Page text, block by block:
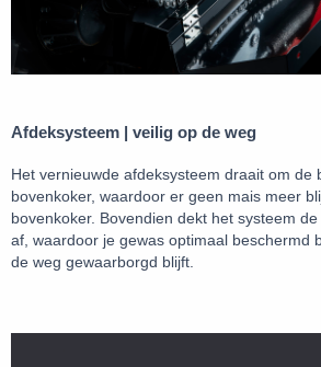
Afdeksysteem | veilig op de weg
Het vernieuwde afdeksysteem draait om de
bovenkoker, waardoor er geen mais meer
bovenkoker. Bovendien dekt het systeem
af, waardoor je gewas optimaal beschermd
de weg gewaarborgd blijft.